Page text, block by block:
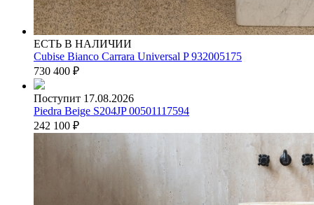
ЕСТЬ В НАЛИЧИИ
Cubise Bianco Carrara Universal P 932005175
730 400 ₽
Поступит 17.08.2026
Piedra Beige S204JP 00501117594
242 100 ₽